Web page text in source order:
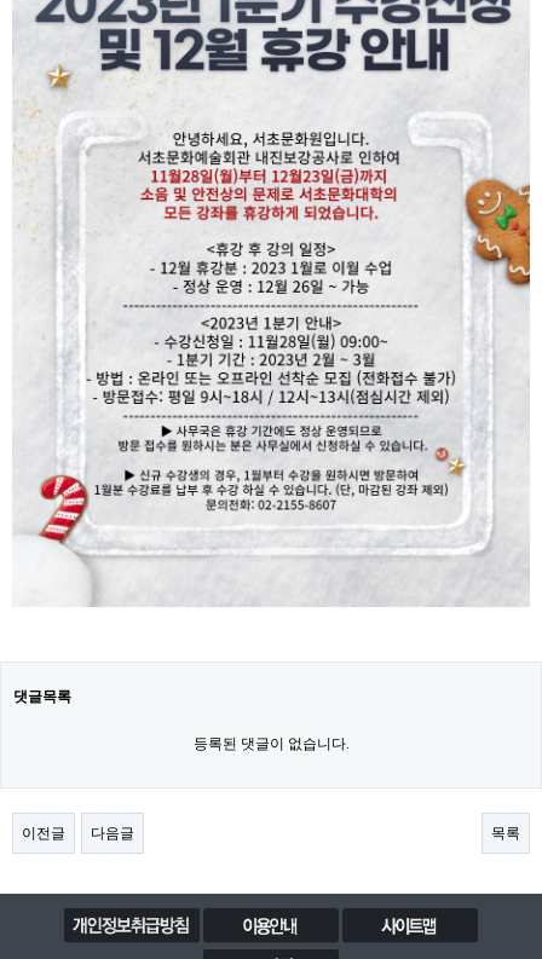
댓글목록
등록된 댓글이 없습니다.
이전글 다음글 목록